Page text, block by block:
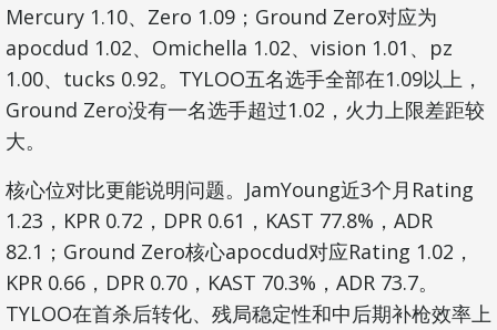
Mercury 1.10、Zero 1.09；Ground Zero对应为
apocdud 1.02、Omichella 1.02、vision 1.01、pz
1.00、tucks 0.92。TYLOO五名选手全部在1.09以上，
Ground Zero没有一名选手超过1.02，火力上限差距较
大。
核心位对比更能说明问题。JamYoung近3个月Rating
1.23，KPR 0.72，DPR 0.61，KAST 77.8%，ADR
82.1；Ground Zero核心apocdud对应Rating 1.02，
KPR 0.66，DPR 0.70，KAST 70.3%，ADR 73.7。
TYLOO在首杀后转化、残局稳定性和中后期补枪效率上